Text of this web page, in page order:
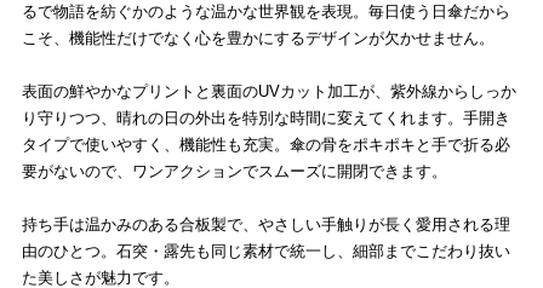
るで物語を紡ぐかのような温かな世界観を表現。毎日使う日傘だから
こそ、機能性だけでなく心を豊かにするデザインが欠かせません。
表面の鮮やかなプリントと裏面のUVカット加工が、紫外線からしっか
り守りつつ、晴れの日の外出を特別な時間に変えてくれます。手開き
タイプで使いやすく、機能性も充実。傘の骨をポキポキと手で折る必
要がないので、ワンアクションでスムーズに開閉できます。
持ち手は温かみのある合板製で、やさしい手触りが長く愛用される理
由のひとつ。石突・露先も同じ素材で統一し、細部までこだわり抜い
た美しさが魅力です。